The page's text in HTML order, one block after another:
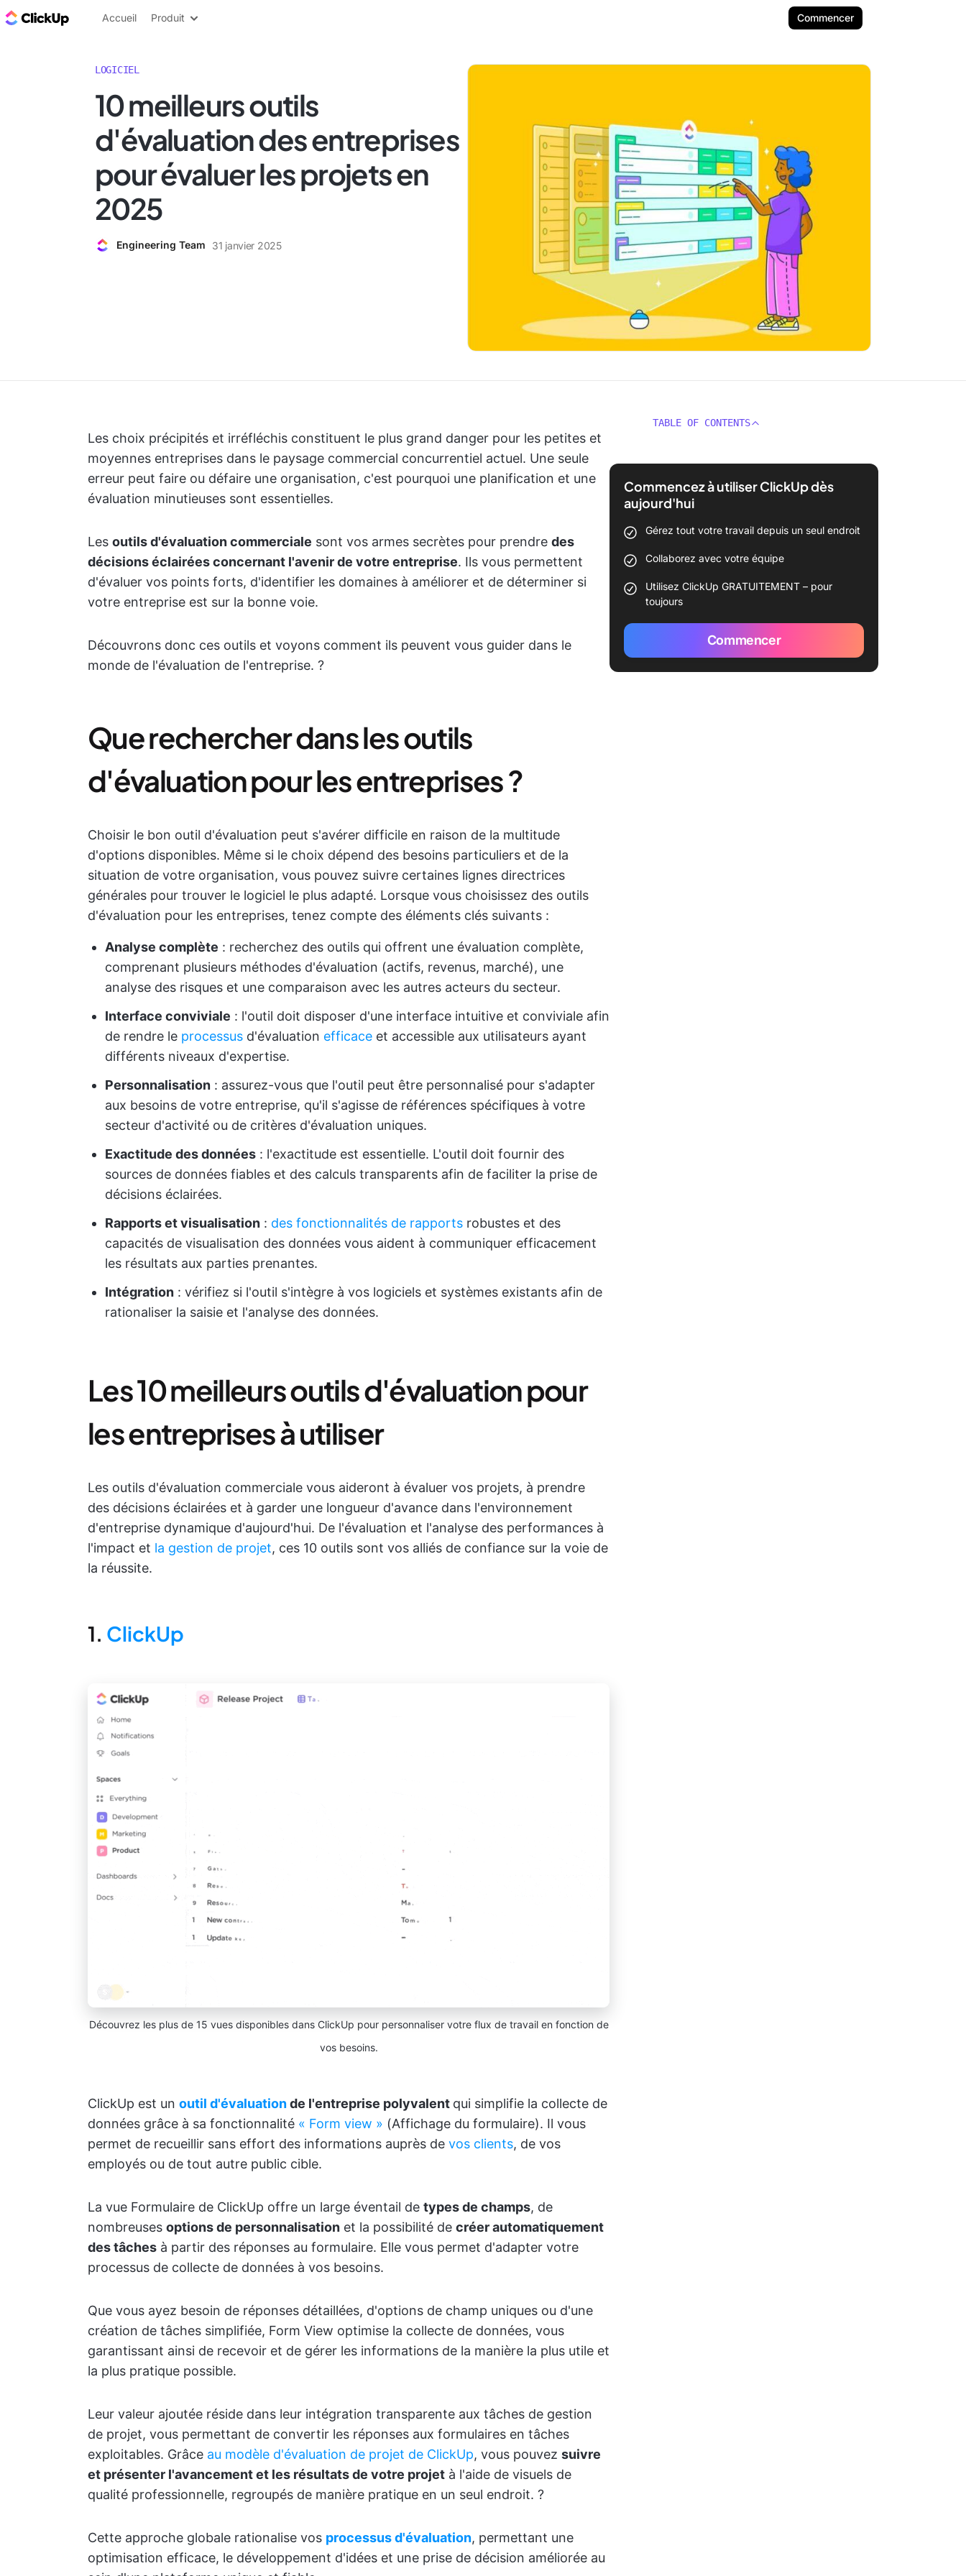
ClickUp Blog
Accueil Produit Commencer
LOGICIEL
10 meilleurs outils
d'évaluation des entreprises
pour évaluer les projets en
2025
Engineering Team 31 janvier 2025
Les choix précipités et irréfléchis constituent le plus grand danger pour les petites et
moyennes entreprises dans le paysage commercial concurrentiel actuel. Une seule
erreur peut faire ou défaire une organisation, c'est pourquoi une planification et une
évaluation minutieuses sont essentielles.
Les outils d'évaluation commerciale sont vos armes secrètes pour prendre des
décisions éclairées concernant l'avenir de votre entreprise. Ils vous permettent
d'évaluer vos points forts, d'identifier les domaines à améliorer et de déterminer si
votre entreprise est sur la bonne voie.
Découvrons donc ces outils et voyons comment ils peuvent vous guider dans le
monde de l'évaluation de l'entreprise. ?
Que rechercher dans les outils
d'évaluation pour les entreprises ?
Choisir le bon outil d'évaluation peut s'avérer difficile en raison de la multitude
d'options disponibles. Même si le choix dépend des besoins particuliers et de la
situation de votre organisation, vous pouvez suivre certaines lignes directrices
générales pour trouver le logiciel le plus adapté. Lorsque vous choisissez des outils
d'évaluation pour les entreprises, tenez compte des éléments clés suivants :
Analyse complète : recherchez des outils qui offrent une évaluation complète,
comprenant plusieurs méthodes d'évaluation (actifs, revenus, marché), une
analyse des risques et une comparaison avec les autres acteurs du secteur.
Interface conviviale : l'outil doit disposer d'une interface intuitive et conviviale afin
de rendre le processus d'évaluation efficace et accessible aux utilisateurs ayant
différents niveaux d'expertise.
Personnalisation : assurez-vous que l'outil peut être personnalisé pour s'adapter
aux besoins de votre entreprise, qu'il s'agisse de références spécifiques à votre
secteur d'activité ou de critères d'évaluation uniques.
Exactitude des données : l'exactitude est essentielle. L'outil doit fournir des
sources de données fiables et des calculs transparents afin de faciliter la prise de
décisions éclairées.
Rapports et visualisation : des fonctionnalités de rapports robustes et des
capacités de visualisation des données vous aident à communiquer efficacement
les résultats aux parties prenantes.
Intégration : vérifiez si l'outil s'intègre à vos logiciels et systèmes existants afin de
rationaliser la saisie et l'analyse des données.
Les 10 meilleurs outils d'évaluation pour
les entreprises à utiliser
Les outils d'évaluation commerciale vous aideront à évaluer vos projets, à prendre
des décisions éclairées et à garder une longueur d'avance dans l'environnement
d'entreprise dynamique d'aujourd'hui. De l'évaluation et l'analyse des performances à
l'impact et la gestion de projet, ces 10 outils sont vos alliés de confiance sur la voie de
la réussite.
1. ClickUp
Découvrez les plus de 15 vues disponibles dans ClickUp pour personnaliser votre flux de travail en fonction de
vos besoins.
ClickUp est un outil d'évaluationde l'entreprise polyvalent qui simplifie la collecte de
données grâce à sa fonctionnalité « Form view » (Affichage du formulaire). Il vous
permet de recueillir sans effort des informations auprès de vos clients, de vos
employés ou de tout autre public cible.
La vue Formulaire de ClickUp offre un large éventail de types de champs, de
nombreuses options de personnalisation et la possibilité de créer automatiquement
des tâches à partir des réponses au formulaire. Elle vous permet d'adapter votre
processus de collecte de données à vos besoins.
Que vous ayez besoin de réponses détaillées, d'options de champ uniques ou d'une
création de tâches simplifiée, Form View optimise la collecte de données, vous
garantissant ainsi de recevoir et de gérer les informations de la manière la plus utile et
la plus pratique possible.
Leur valeur ajoutée réside dans leur intégration transparente aux tâches de gestion
de projet, vous permettant de convertir les réponses aux formulaires en tâches
exploitables. Grâce au modèle d'évaluation de projet de ClickUp, vous pouvez suivre
et présenter l'avancement et les résultats de votre projet à l'aide de visuels de
qualité professionnelle, regroupés de manière pratique en un seul endroit. ?
Cette approche globale rationalise vos processus d'évaluation, permettant une
optimisation efficace, le développement d'idées et une prise de décision améliorée au
TABLE OF CONTENTS
Commencez à utiliser ClickUp dès
aujourd'hui
Gérez tout votre travail depuis un seul endroit
Collaborez avec votre équipe
Utilisez ClickUp GRATUITEMENT – pour
toujours
Commencer